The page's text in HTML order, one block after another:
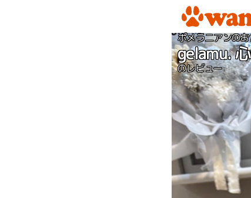
ポメラニアンの
gelamu.
のレビュー